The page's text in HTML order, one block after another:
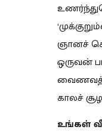
ஞானச்
ஒருவன்
காலச்
உங்கள்